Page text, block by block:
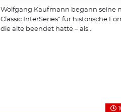
Wolfgang Kaufmann begann seine
Classic InterSeries“ für historische
die alte beendet hatte – als...